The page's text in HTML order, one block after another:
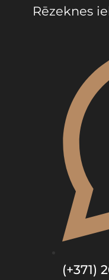
Rēzeknes
(+371)